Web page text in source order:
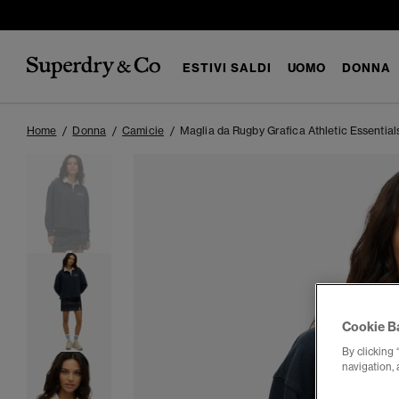
ESTIVI SALDI UOMO DONNA
Home Donna Camicie Maglia da Rugby Grafica Athletic
Cookie
By clicking
navigation,